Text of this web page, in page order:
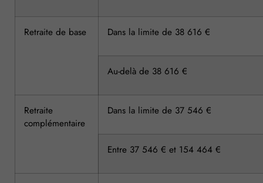
Retraite de base Dans la limite de 38 616 €
Au-delà de 38 616 €
Retraite
complémentaire
Dans la limite de 37 546 €
Entre 37 546 € et 154 464 €